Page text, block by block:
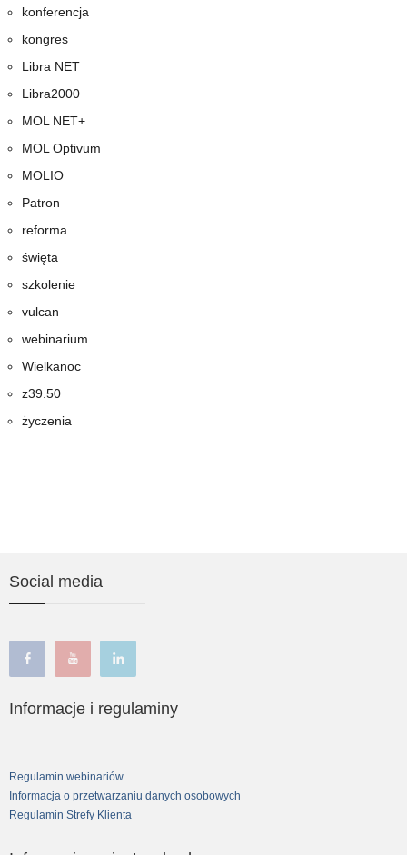
konferencja
kongres
Libra NET
Libra2000
MOL NET+
MOL Optivum
MOLIO
Patron
reforma
święta
szkolenie
vulcan
webinarium
Wielkanoc
z39.50
życzenia
Social media
Informacje i regulaminy
Regulamin webinariów
Informacja o przetwarzaniu danych osobowych
Regulamin Strefy Klienta